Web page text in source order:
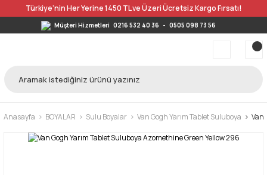
Türkiye’nin Her Yerine 1450 TL ve Üzeri Ücretsiz Kargo Fırsatı!
Müşteri Hizmetleri 0216 532 40 36 - 0505 098 73 56
Anasayfa BOYALAR Sulu Boyalar Van Gogh Yarım Tablet Suluboya Van